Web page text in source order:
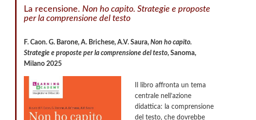
La recensione. Non ho capito. Strategie e proposte
per la comprensione del testo
F. Caon. G. Barone, A. Brichese, A.V. Saura, Non ho capito.
Strategie e proposte per la comprensione del testo, Sanoma,
Milano 2025
Il libro affronta un tema
centrale nell’azione
didattica: la comprensione
del testo, che dovrebbe